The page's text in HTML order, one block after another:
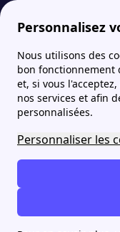
Personnalisez
Nous utilisons des
bon fonctionnement
et, si vous
nos services et afin
personnalisées.
Personnaliser les
Fournisseur-Energie
Data
des
28 mai